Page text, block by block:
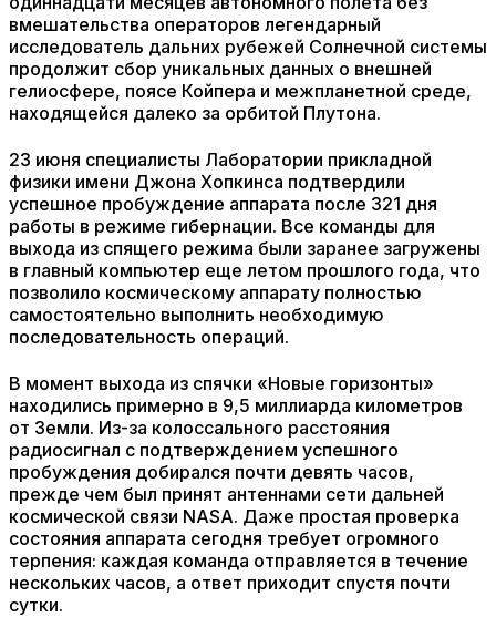
вмешательства операторов легендарный
исследователь дальних рубежей Солнечной системы
продолжит сбор уникальных данных о внешней
гелиосфере, поясе Койпера и межпланетной среде,
находящейся далеко за орбитой Плутона.
23 июня специалисты Лаборатории прикладной
физики имени Джона Хопкинса подтвердили
успешное пробуждение аппарата после 321 дня
работы в режиме гибернации. Все команды для
выхода из спящего режима были заранее загружены
в главный компьютер еще летом прошлого года, что
позволило космическому аппарату полностью
самостоятельно выполнить необходимую
последовательность операций.
В момент выхода из спячки «Новые горизонты»
находились примерно в 9,5 миллиарда километров
от Земли. Из-за колоссального расстояния
радиосигнал с подтверждением успешного
пробуждения добирался почти девять часов,
прежде чем был принят антеннами сети дальней
космической связи NASA. Даже простая проверка
состояния аппарата сегодня требует огромного
терпения: каждая команда отправляется в течение
нескольких часов, а ответ приходит спустя почти
сутки.